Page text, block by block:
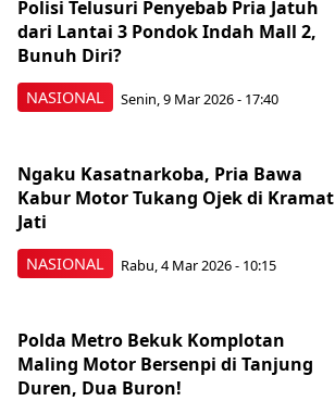
NASIONAL
Polisi Telusuri Penyebab Pria Jatuh
dari Lantai 3 Pondok Indah Mall 2,
Bunuh Diri?
Senin, 9 Mar 2026 - 17:40
NASIONAL
Ngaku Kasatnarkoba, Pria Bawa
Kabur Motor Tukang Ojek di Kramat
Jati
Rabu, 4 Mar 2026 - 10:15
Polda Metro Bekuk Komplotan
Maling Motor Bersenpi di Tanjung
Duren, Dua Buron!